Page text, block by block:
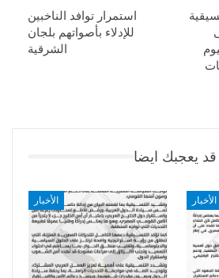
استمرار توافد الناخبين
للإدلاء بأصواتهم بلجان
الشرقية
قد يعجبك ايضا
الأخبار الأخبار